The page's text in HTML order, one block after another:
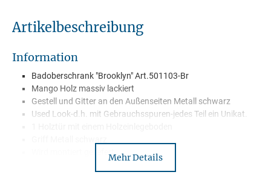
Artikelbeschreibung
Information
Badoberschrank "Brooklyn" Art.501103-Br
Mango Holz massiv lackiert
Gestell und Gitter an den Außenseiten Metall schwarz
Used Look-d.h. mit Gebrauchsspuren-jedes Teil ein Unikat.
Mehr Details